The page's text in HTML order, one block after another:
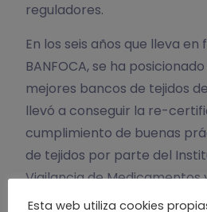
reguladores.
En los seis años que lleva
BANFOCA, se ha
mejores bancos de tejidos
llevó a conseguir la re-
cumplimiento de buenas
de tejidos por parte del
Vigilancia de Medicamentos
INVIMA.
Esta web utiliza cookies